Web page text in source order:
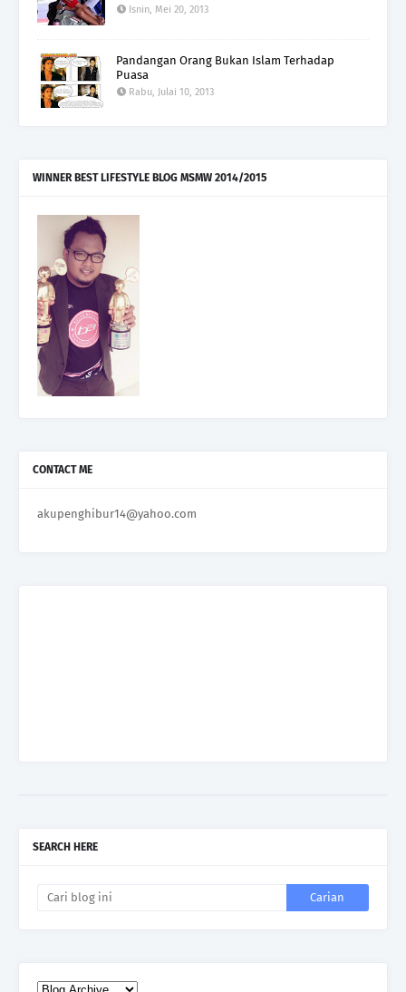
Isnin, Mei 20, 2013
Pandangan Orang Bukan Islam Terhadap
Puasa
Rabu, Julai 10, 2013
WINNER BEST LIFESTYLE BLOG MSMW 2014/2015
CONTACT ME
akupenghibur14@yahoo.com
SEARCH HERE